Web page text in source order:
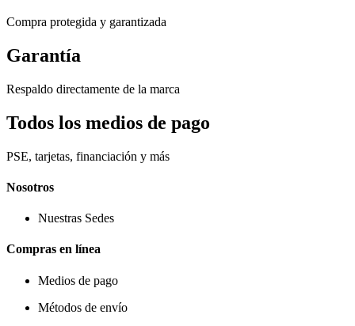
Compra protegida y garantizada
Garantía
Respaldo directamente de la marca
Todos los medios de pago
PSE, tarjetas, financiación y más
Nosotros
Nuestras Sedes
Compras en línea
Medios de pago
Métodos de envío